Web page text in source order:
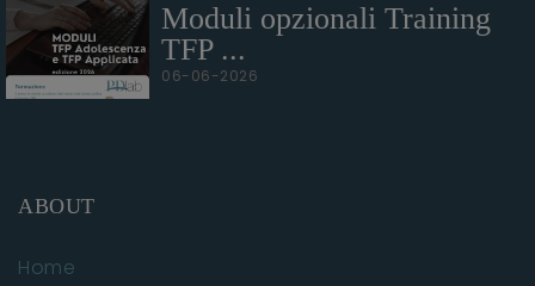
Moduli opzionali Training
TFP ...
06-06-2026
ABOUT
Home